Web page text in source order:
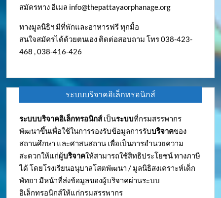
สมัครทาง อีเมล info@thepattayaorphanage.org
ทางมูลนิธิฯ มีที่พักและอาหารฟรี ทุกมื้อ
สนใจสมัครได้ด้วยตนเอง ติดต่อสอบถาม โทร 038-423-
468 , 038-416-426
ระบบบริจาคอิเล็กทรอนิกส์
ระบบบริจาคอิเล็กทรอนิกส์เป็นระบบที่กรมสรรพากร
พัฒนาขึ้นเพื่อใช้ในการรองรับข้อมูลการรับบริจาคของ
สถานศึกษา และศาสนสถาน เพื่อเป็นการอำนวยความ
สะดวกให้แก่ผู้บริจาคให้สามารถใช้สิทธิประโยชน์ ทางภาษี
ได้ โดยโรงเรียนอนุบาลโสตพัฒนา / มูลนิธิสงเคราะห์เด็ก
พัทยา มีหน้าที่ส่งข้อมูลของผู้บริจาคผ่านระบบ
อิเล็กทรอนิกส์ให้แก่กรมสรรพากร